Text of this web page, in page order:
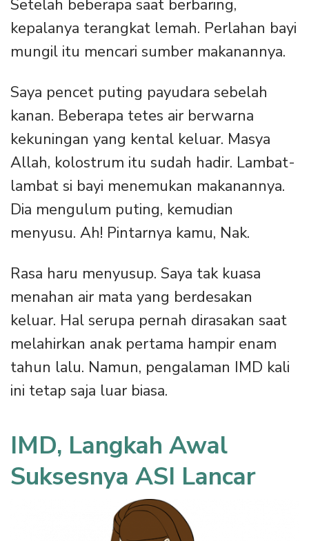
Setelah beberapa saat berbaring,
kepalanya terangkat lemah. Perlahan bayi
mungil itu mencari sumber makanannya.
Saya pencet puting payudara sebelah
kanan. Beberapa tetes air berwarna
kekuningan yang kental keluar. Masya
Allah, kolostrum itu sudah hadir. Lambat-
lambat si bayi menemukan makanannya.
Dia mengulum puting, kemudian
menyusu. Ah! Pintarnya kamu, Nak.
Rasa haru menyusup. Saya tak kuasa
menahan air mata yang berdesakan
keluar. Hal serupa pernah dirasakan saat
melahirkan anak pertama hampir enam
tahun lalu. Namun, pengalaman IMD kali
ini tetap saja luar biasa.
IMD, Langkah Awal
Suksesnya ASI Lancar